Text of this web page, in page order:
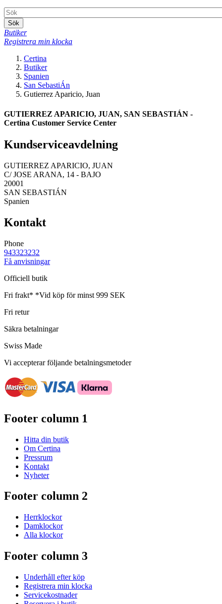
Sök
Butiker
Registrera min klocka
Certina
Butiker
Spanien
San SebastiÁn
Gutierrez Aparicio, Juan
GUTIERREZ APARICIO, JUAN, SAN SEBASTIÁN -
Certina Customer Service Center
Kundserviceavdelning
GUTIERREZ APARICIO, JUAN
C/ JOSE ARANA, 14 - BAJO
20001
SAN SEBASTIÁN
Spanien
Kontakt
Phone
943323232
Få anvisningar
Officiell butik
Fri frakt* *Vid köp för minst 999 SEK
Fri retur
Säkra betalningar
Swiss Made
Vi accepterar följande betalningsmetoder
Footer column 1
Hitta din butik
Om Certina
Pressrum
Kontakt
Nyheter
Footer column 2
Herrklockor
Damklockor
Alla klockor
Footer column 3
Underhåll efter köp
Registrera min klocka
Servicekostnader